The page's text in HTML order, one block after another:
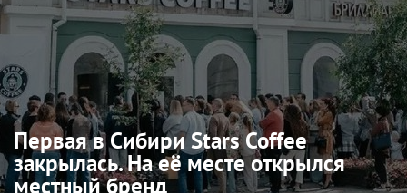
Первая в Сибири Stars Coffee
закрылась. На её месте открылся
местный бренд